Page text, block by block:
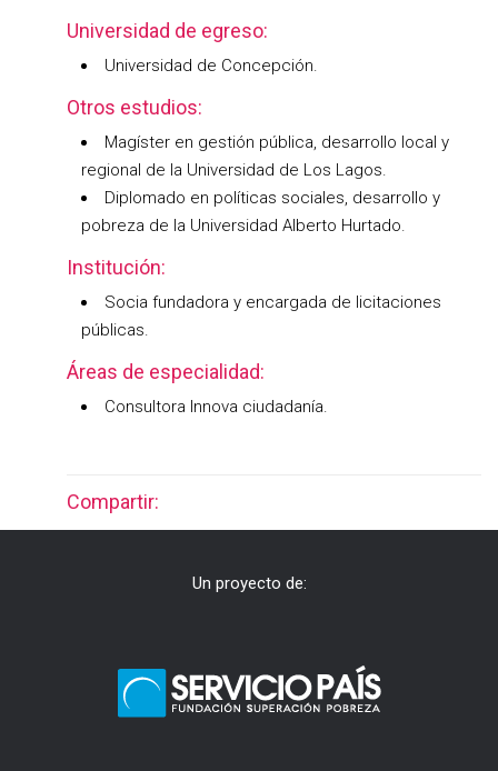
Universidad de egreso:
Universidad de Concepción.
Otros estudios:
Magíster en gestión pública, desarrollo local y
regional de la Universidad de Los Lagos.
Diplomado en políticas sociales, desarrollo y
pobreza de la Universidad Alberto Hurtado.
Institución:
Socia fundadora y encargada de licitaciones
públicas.
Áreas de especialidad:
Consultora Innova ciudadanía.
Compartir:
Un proyecto de: